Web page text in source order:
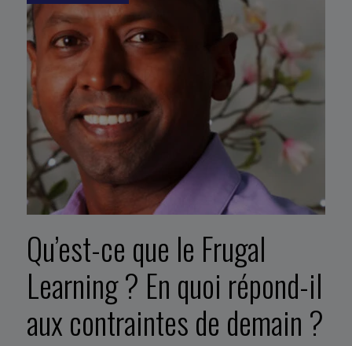
Qu’est-ce que le Frugal
Learning ? En quoi répond-il
aux contraintes de demain ?